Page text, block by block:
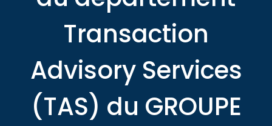
Transaction
Advisory Services
(TAS) du GROUPE